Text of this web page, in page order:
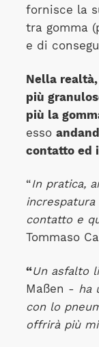
fornisce la
tra gomma
e di
Nella realtà,
più
più la
esso
contatto ed
“In pratica,
contatto e
Tommaso
“Un asfalto
Maßen - ha
con lo
offrirà più